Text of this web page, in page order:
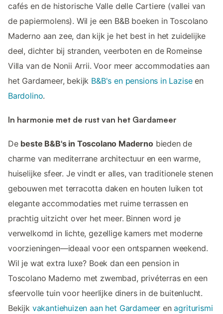
cafés en de historische Valle delle Cartiere (vallei van
de papiermolens). Wil je een B&B boeken in Toscolano
Maderno aan zee, dan kijk je het best in het zuidelijke
deel, dichter bij stranden, veerboten en de Romeinse
Villa van de Nonii Arrii. Voor meer accommodaties aan
het Gardameer, bekijk B&B's en pensions in Laziseen
Bardolino.
In harmonie met de rust van het Gardameer
De beste B&B's in Toscolano Madernobieden de
charme van mediterrane architectuur en een warme,
huiselijke sfeer. Je vindt er alles, van traditionele stenen
gebouwen met terracotta daken en houten luiken tot
elegante accommodaties met ruime terrassen en
prachtig uitzicht over het meer. Binnen word je
verwelkomd in lichte, gezellige kamers met moderne
voorzieningen—ideaal voor een ontspannen weekend.
Wil je wat extra luxe? Boek dan een pension in
Toscolano Maderno met zwembad, privéterras en een
sfeervolle tuin voor heerlijke diners in de buitenlucht.
Bekijk vakantiehuizen aan het Gardameer enagriturismi